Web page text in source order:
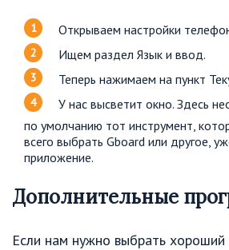
Открываем настройки
Ищем раздел Язык и ввод.
Теперь нажимаем на пункт
У нас высветит окно. Здесь
по умолчанию тот инструмент,
всего выбрать Gboard или другое,
приложение.
Дополнительные
Если нам нужно выбрать хороший